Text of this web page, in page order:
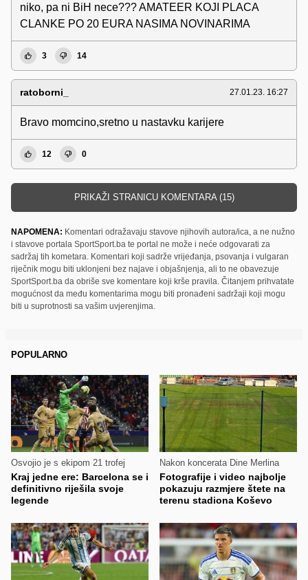
niko, pa ni BiH nece??? AMATEER KOJI PLACA
CLANKE PO 20 EURA NASIMA NOVINARIMA
3 14
ratoborni_ 27.01.23. 16:27
Bravo momcino,sretno u nastavku karijere
12 0
PRIKAŽI STRANICU KOMENTARA (15)
NAPOMENA: Komentari odražavaju stavove njihovih autora/ica, a ne nužno
i stavove portala SportSport.ba te portal ne može i neće odgovarati za
sadržaj tih kometara. Komentari koji sadrže vrijeđanja, psovanja i vulgaran
riječnik mogu biti uklonjeni bez najave i objašnjenja, ali to ne obavezuje
SportSport.ba da obriše sve komentare koji krše pravila. Čitanjem prihvatate
mogućnost da među komentarima mogu biti pronađeni sadržaji koji mogu
biti u suprotnosti sa vašim uvjerenjima.
POPULARNO
Osvojio je s ekipom 21 trofej
Kraj jedne ere: Barcelona se i
definitivno riješila svoje
legende
Nakon koncerata Dine Merlina
Fotografije i video najbolje
pokazuju razmjere štete na
terenu stadiona Koševo